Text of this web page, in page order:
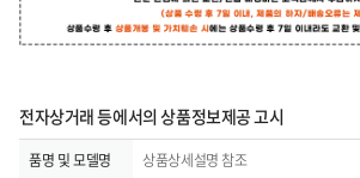
전자상거래 등에서의 상품정보제공 고시
품명 및 모델명
상품상세설명 참조